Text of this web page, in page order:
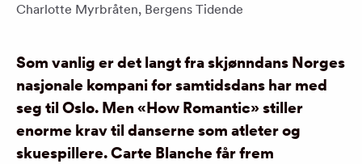
Charlotte Myrbråten, Bergens Tidende
Som vanlig er det langt fra skjønndans Norges
nasjonale kompani for samtidsdans har med
seg til Oslo. Men «How Romantic» stiller
enorme krav til danserne som atleter og
skuespillere. Carte Blanche får frem